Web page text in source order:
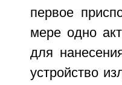
первое
мере одно
для
устройство